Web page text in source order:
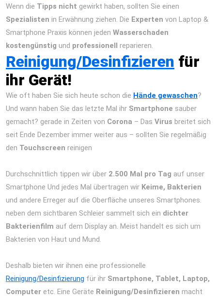
Wenn die Tipps nicht gewirkt haben, sollten Sie einen
Spezialisten in Erwähnung ziehen. Die Experten von Laptop &
Smartphone Praxis können jeden Wasserschaden
kostengünstig und professionell reparieren.
Reinigung/Desinfizieren für
ihr Gerät!
Wie oft haben Sie sich heute schon die Hände gewaschen?
Und wann haben Sie das letzte Mal ihr Smartphone sauber
gemacht? gerade in Zeiten von Corona – Das Virus breitet sich
seit Ende Dezember immer weiter aus – sollten Sie regelmäßig
den Touchscreen reinigen
Durchschnittlich tippen wir über 2.500 Mal pro Tag auf unser
Smartphone Und jedes Mal übertragen wir Keime, Bakterien
und andere Erreger auf die Oberfläche unseres Smartphones.
neben dem sichtbaren Schleier sammelt sich ein dichter
Bakterienfilm auf dem Display an. Meist handelt es sich um
Bakterien von Haut und Mund.
Deshalb bieten wir ihnen eine professionelle
Reinigung/Desinfizierung für ihr Smartphone, Tablet, Laptop,
Computer etc. Eine Geräte Reinigung/Desinfizieren macht